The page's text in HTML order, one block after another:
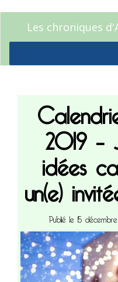
Les chroniques
2019 –
idées
un(e)
Publié le 15